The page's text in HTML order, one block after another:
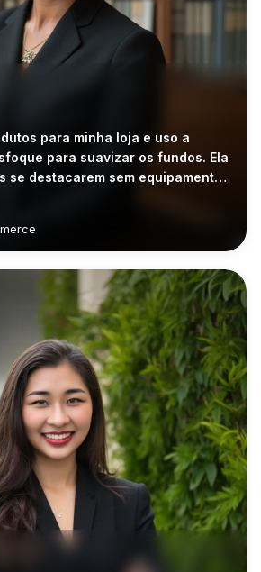
para minha loja e uso a
para suavizar os fundos. Ela
se destacarem sem equipamentos